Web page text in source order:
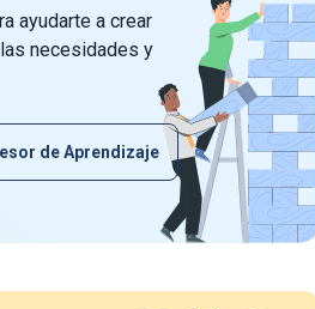
ayudarte a crear
necesidades y
de Aprendizaje